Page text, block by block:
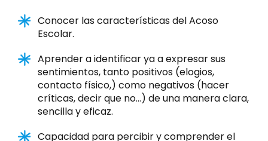
Conocer las características del Acoso
Escolar.
Aprender a identificar ya a expresar sus
sentimientos, tanto positivos (elogios,
contacto físico,) como negativos (hacer
críticas, decir que no…) de una manera clara,
sencilla y eficaz.
Capacidad para percibir y comprender el